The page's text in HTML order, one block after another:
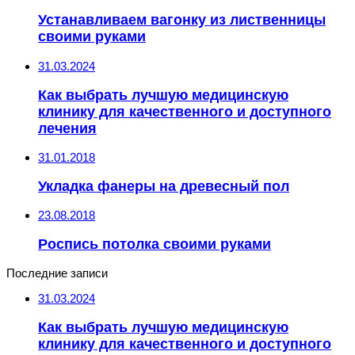
Устанавливаем вагонку из лиственницы
своими руками
31.03.2024
Как выбрать лучшую медицинскую
клинику для качественного и доступного
лечения
31.01.2018
Укладка фанеры на древесный пол
23.08.2018
Роспись потолка своими руками
Последние записи
31.03.2024
Как выбрать лучшую медицинскую
клинику для качественного и доступного